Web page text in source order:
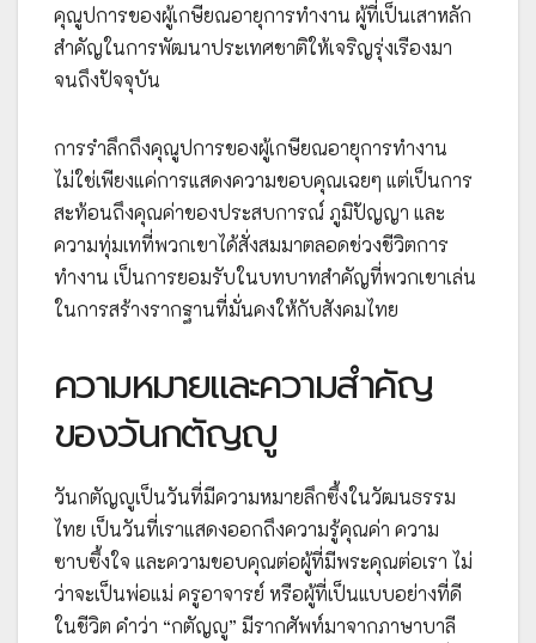
คุณูปการของผู้เกษียณอายุการทำงาน ผู้ที่เป็นเสาหลัก
สำคัญในการพัฒนาประเทศชาติให้เจริญรุ่งเรืองมา
จนถึงปัจจุบัน
การรำลึกถึงคุณูปการของผู้เกษียณอายุการทำงาน
ไม่ใช่เพียงแค่การแสดงความขอบคุณเฉยๆ แต่เป็นการ
สะท้อนถึงคุณค่าของประสบการณ์ ภูมิปัญญา และ
ความทุ่มเทที่พวกเขาได้สั่งสมมาตลอดช่วงชีวิตการ
ทำงาน เป็นการยอมรับในบทบาทสำคัญที่พวกเขาเล่น
ในการสร้างรากฐานที่มั่นคงให้กับสังคมไทย
ความหมายและความสำคัญ
ของวันกตัญญู
วันกตัญญูเป็นวันที่มีความหมายลึกซึ้งในวัฒนธรรม
ไทย เป็นวันที่เราแสดงออกถึงความรู้คุณค่า ความ
ซาบซึ้งใจ และความขอบคุณต่อผู้ที่มีพระคุณต่อเรา ไม่
ว่าจะเป็นพ่อแม่ ครูอาจารย์ หรือผู้ที่เป็นแบบอย่างที่ดี
ในชีวิต คำว่า “กตัญญู” มีรากศัพท์มาจากภาษาบาลี